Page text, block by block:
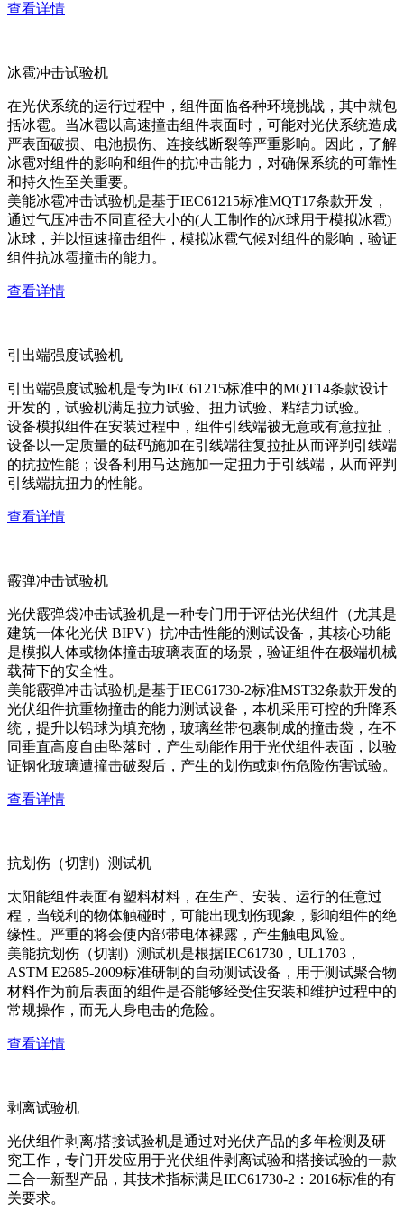
查看详情
冰雹冲击试验机
在光伏系统的运行过程中，组件面临各种环境挑战，其中就包
括冰雹。当冰雹以高速撞击组件表面时，可能对光伏系统造成
严表面破损、电池损伤、连接线断裂等严重影响。因此，了解
冰雹对组件的影响和组件的抗冲击能力，对确保系统的可靠性
和持久性至关重要。
美能冰雹冲击试验机是基于IEC61215标准MQT17条款开发，
通过气压冲击不同直径大小的(人工制作的冰球用于模拟冰雹)
冰球，并以恒速撞击组件，模拟冰雹气候对组件的影响，验证
组件抗冰雹撞击的能力。
查看详情
引出端强度试验机
引出端强度试验机是专为IEC61215标准中的MQT14条款设计
开发的，试验机满足拉力试验、扭力试验、粘结力试验。
设备模拟组件在安装过程中，组件引线端被无意或有意拉扯，
设备以一定质量的砝码施加在引线端往复拉扯从而评判引线端
的抗拉性能；设备利用马达施加一定扭力于引线端，从而评判
引线端抗扭力的性能。
查看详情
霰弹冲击试验机
光伏霰弹袋冲击试验机是一种专门用于评估光伏组件（尤其是
建筑一体化光伏 BIPV）抗冲击性能的测试设备，其核心功能
是模拟人体或物体撞击玻璃表面的场景，验证组件在极端机械
载荷下的安全性。
美能霰弹冲击试验机是基于IEC61730-2标准MST32条款开发的
光伏组件抗重物撞击的能力测试设备，本机采用可控的升降系
统，提升以铅球为填充物，玻璃丝带包裹制成的撞击袋，在不
同垂直高度自由坠落时，产生动能作用于光伏组件表面，以验
证钢化玻璃遭撞击破裂后，产生的划伤或刺伤危险伤害试验。
查看详情
抗划伤（切割）测试机
太阳能组件表面有塑料材料，在生产、安装、运行的任意过
程，当锐利的物体触碰时，可能出现划伤现象，影响组件的绝
缘性。严重的将会使内部带电体裸露，产生触电风险。
美能抗划伤（切割）测试机是根据IEC61730，UL1703，
ASTM E2685-2009标准研制的自动测试设备，用于测试聚合物
材料作为前后表面的组件是否能够经受住安装和维护过程中的
常规操作，而无人身电击的危险。
查看详情
剥离试验机
光伏组件剥离/搭接试验机是通过对光伏产品的多年检测及研
究工作，专门开发应用于光伏组件剥离试验和搭接试验的一款
二合一新型产品，其技术指标满足IEC61730-2：2016标准的有
关要求。